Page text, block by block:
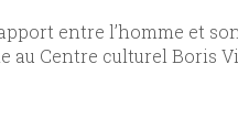
entre l’homme et
au Centre culturel Boris